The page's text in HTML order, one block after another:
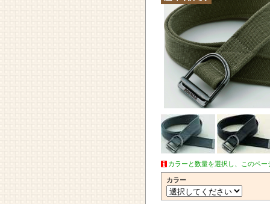
カラーと数量を選択し、このペー
カラー